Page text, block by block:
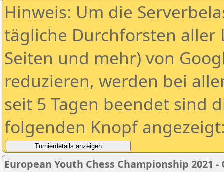
Hinweis: Um die
tägliche Durchforsten aller
Seiten und mehr) von
reduzieren, werden bei
seit 5 Tagen beendet sind
folgenden Knopf
European Youth Chess Championship 2021 -